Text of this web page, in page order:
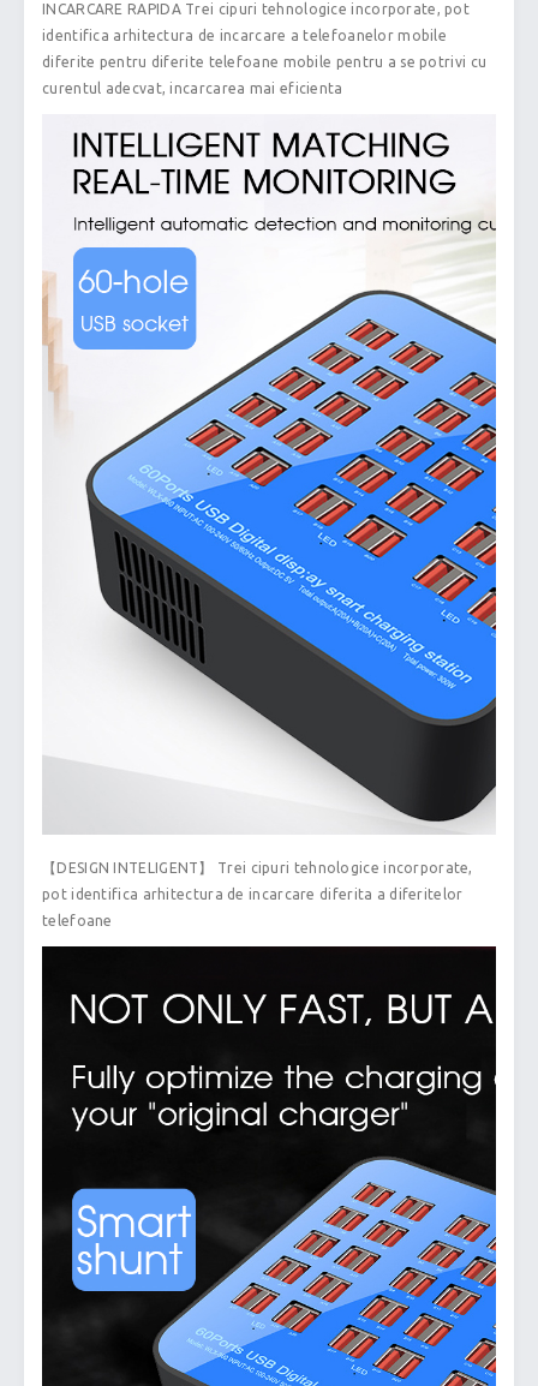
INCARCARE RAPIDA Trei cipuri tehnologice incorporate, pot
identifica arhitectura de incarcare a telefoanelor mobile
diferite pentru diferite telefoane mobile pentru a se potrivi cu
curentul adecvat, incarcarea mai eficienta
【DESIGN INTELIGENT】 Trei cipuri tehnologice incorporate,
pot identifica arhitectura de incarcare diferita a diferitelor
telefoane